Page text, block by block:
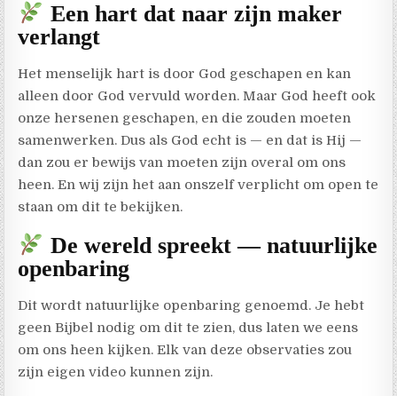
Een hart dat naar zijn maker
verlangt
Het menselijk hart is door God geschapen en kan
alleen door God vervuld worden. Maar God heeft ook
onze hersenen geschapen, en die zouden moeten
samenwerken. Dus als God echt is — en dat is Hij —
dan zou er bewijs van moeten zijn overal om ons
heen. En wij zijn het aan onszelf verplicht om open te
staan om dit te bekijken.
De wereld spreekt — natuurlijke
openbaring
Dit wordt natuurlijke openbaring genoemd. Je hebt
geen Bijbel nodig om dit te zien, dus laten we eens
om ons heen kijken. Elk van deze observaties zou
zijn eigen video kunnen zijn.